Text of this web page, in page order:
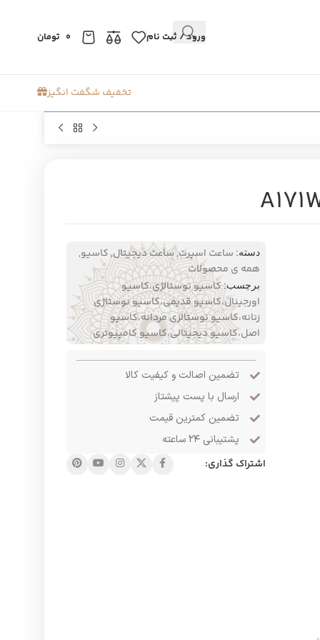
ورود / ثبت نام 0 تومان
تخفیف شگفت انگیز
دسته: ساعت اسپرت,ساعت دیجیتال,کاسیو,
همه ی محصولات
برچسب:کاسیو نوستالژی،کاسیو
اورجینال،کاسیو قدیمی،کاسیو نوستاژی
زنانه،کاسیو نوستالزی مردانه،کاسیو
اصل،کاسیو دیجیتالی،کاسیو کامپیوتری
تضمین اصالت و کیفیت کالا
ارسال با پست پیشتاز
تضمین کمترین قیمت
پشتیبانی ۲۴ ساعته
اشتراک گذاری: